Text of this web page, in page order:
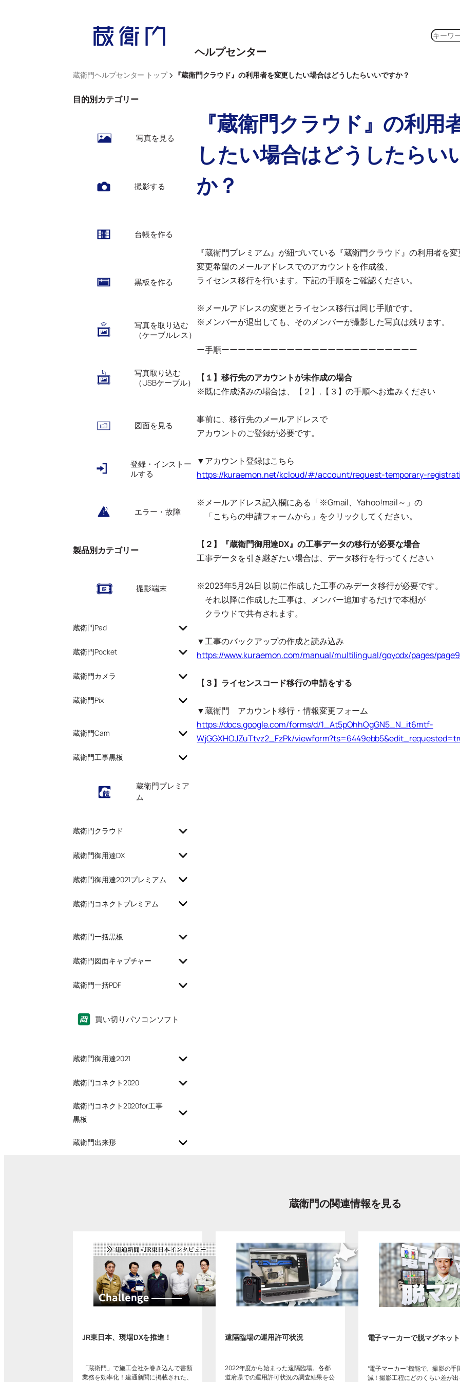
ヘルプセンター
検
蔵衛門ヘルプセンター トップ> 『蔵衛門クラウド』の利用者を変更したい場合はどうしたらいいですか？
目的別カテゴリー
写真を見る
撮影する
台帳を作る
黒板を作る
写真を取り込む
（ケーブルレス）
写真取り込む
（USBケーブル）
図面を見る
登録・インストー
ルする
エラー・故障
製品別カテゴリー
撮影端末
蔵衛門Pad
蔵衛門Pocket
蔵衛門カメラ
蔵衛門Pix
蔵衛門Cam
蔵衛門工事黒板
蔵衛門プレミア
ム
蔵衛門クラウド
蔵衛門御用達DX
蔵衛門御用達2021プレミアム
蔵衛門コネクトプレミアム
蔵衛門一括黒板
蔵衛門図面キャプチャー
蔵衛門一括PDF
買い切りパソコンソフト
蔵衛門御用達2021
蔵衛門コネクト2020
蔵衛門コネクト2020for工事
黒板
蔵衛門出来形
『蔵衛門クラウド』の利用
したい場合はどうしたらい
か？
『蔵衛門プレミアム』が紐づいている『蔵衛門クラウド』の利用者を
変更希望のメールアドレスでのアカウントを作成後、
ライセンス移行を行います。下記の手順をご確認ください。
※メールアドレスの変更とライセンス移行は同じ手順です。
※メンバーが退出しても、そのメンバーが撮影した写真は残ります。
ー手順ーーーーーーーーーーーーーーーーーーーーーーーー
【１】移行先のアカウントが未作成の場合
※既に作成済みの場合は、【２】,【３】の手順へお進みください
事前に、移行先のメールアドレスで
アカウントのご登録が必要です。
▼アカウント登録はこちら
https://kuraemon.net/kcloud/#/account/request-temporary-
※メールアドレス記入欄にある「※Gmail、Yahoo!mail～」の
「こちらの申請フォームから」をクリックしてください。
【２】『蔵衛門御用達DX』の工事データの移行が必要な場合
工事データを引き継ぎたい場合は、データ移行を行ってください
※2023年5月24日 以前に作成した工事のみデータ移行が必要です。
それ以降に作成した工事は、メンバー追加するだけで本棚が
クラウドで共有されます。
▼工事のバックアップの作成と読み込み
https://www.kuraemon.com/manual/multilingual/goyodx/pages/
【３】ライセンスコード移行の申請をする
▼蔵衛門 アカウント移行・情報変更フォーム
https://docs.google.com/forms/d/1_At5pOhhOgGN5_N_it6mtf-
WjGGXHOJZuTtvz2_FzPk/
蔵衛門の関連情報を見る
JR東日本、現場DXを推進！
「蔵衛門」で施工会社を巻き込んで書類
業務を効率化！建通新聞に掲載された、
遠隔臨場の運用許可状況
2022年度から始まった遠隔臨場。各都
道府県での運用許可状況の調査結果を公
電子マーカーで脱マグネット
“電子マーカー”機能で、撮影の手
減！撮影工程にどのくらい差が